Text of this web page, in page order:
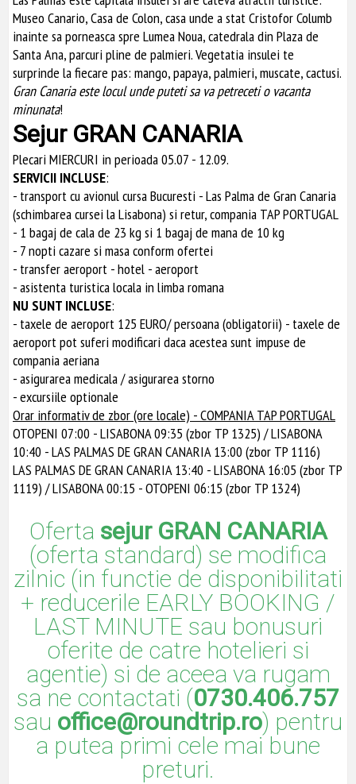
Museo Canario, Casa de Colon, casa unde a stat Cristofor Columb
inainte sa porneasca spre Lumea Noua, catedrala din Plaza de
Santa Ana, parcuri pline de palmieri. Vegetatia insulei te
surprinde la fiecare pas: mango, papaya, palmieri, muscate, cactusi.
Gran Canaria este locul unde puteti sa va petreceti o vacanta
minunata!
Sejur GRAN CANARIA
Plecari MIERCURI in perioada 05.07 - 12.09.
SERVICII INCLUSE:
- transport cu avionul cursa Bucuresti - Las Palma de Gran Canaria
(schimbarea cursei la Lisabona) si retur, compania TAP PORTUGAL
- 1 bagaj de cala de 23 kg si 1 bagaj de mana de 10 kg
- 7 nopti cazare si masa conform ofertei
- transfer aeroport - hotel - aeroport
- asistenta turistica locala in limba romana
NU SUNT INCLUSE:
- taxele de aeroport 125 EURO/ persoana (obligatorii) - taxele de
aeroport pot suferi modificari daca acestea sunt impuse de
compania aeriana
- asigurarea medicala / asigurarea storno
- excursiile optionale
Orar informativ de zbor (ore locale) - COMPANIA TAP PORTUGAL
OTOPENI 07:00 - LISABONA 09:35 (zbor TP 1325) / LISABONA
10:40 - LAS PALMAS DE GRAN CANARIA 13:00 (zbor TP 1116)
LAS PALMAS DE GRAN CANARIA 13:40 - LISABONA 16:05 (zbor TP
1119) / LISABONA 00:15 - OTOPENI 06:15 (zbor TP 1324)
Oferta sejur GRAN CANARIA
(oferta standard) se modifica
zilnic (in functie de disponibilitati
+ reducerile EARLY BOOKING /
LAST MINUTE sau bonusuri
oferite de catre hotelieri si
agentie) si de aceea va rugam
sa ne contactati (0730.406.757
sau office@roundtrip.ro) pentru
a putea primi cele mai bune
preturi.